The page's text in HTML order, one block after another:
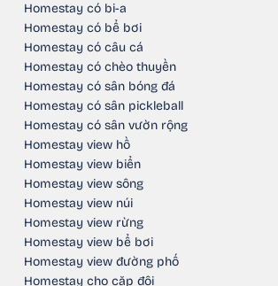
Homestay có bi-a
Homestay có bể bơi
Homestay có câu cá
Homestay có chèo thuyền
Homestay có sân bóng đá
Homestay có sân pickleball
Homestay có sân vườn rộng
Homestay view hồ
Homestay view biển
Homestay view sông
Homestay view núi
Homestay view rừng
Homestay view bể bơi
Homestay view đường phố
Homestay cho cặp đôi